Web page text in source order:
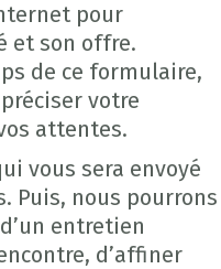
pour
et son offre.
de ce formulaire,
votre
attentes.
vous sera envoyé
Puis, nous pourrons
entretien
d’affiner